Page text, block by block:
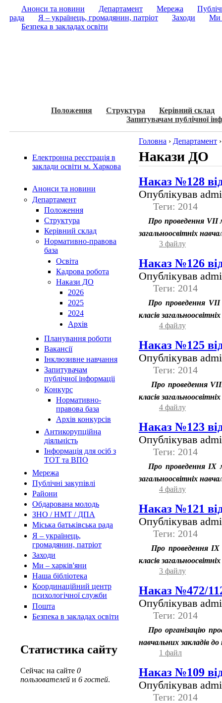
Анонси та новини Департамент Мережа
рада
Я – українець, громадянин, патріот Заходи
Ми
Безпека в закладах освіти
Положення Структура
Керівний склад
Запитувачам публічної
Електронна реєстрація в
заклади освіти м. Харкова
Анонси та новини
Департамент
Положення
Структура
Керівний склад
Нормативно-правова
база
Освiта
Кадрова робота
Накази ДО
2026
2025
2024
Архів
Планування роботи
Вакансії
Інклюзивне навчання
Запитувачам
публічної інформаціі
Конкурс
Нормативно-
правова база
Архів конкурсів
Антикорупційна
діяльність
Інформація для осіб з
ТОТ та ВПО
Мережа
Публічні закупівлі
Райони
Обдарована молодь
ЗНО / НМТ / ДПА
Міська батьківська рада
Я – українець,
громадянин, патріот
Заходи
Ми – харків'яни
Наша бібліотека
Координаційний центр
психологічної служби
Пошта
Безпека в закладах освіти
Статистика сайту
Сейчас на сайте 0
пользователей и 6 гостей.
Головна › Департамент
Накази ДО
Наказ №128
Опублікував
Теги: 2014
Про проведення VІІ
загальноосвітніх
3 файлу
Наказ №126
Опублікував
Теги: 2014
Про проведення
класів
4 файлу
Наказ №125
Опублікував
Теги: 2014
Про проведення
класів
4 файлу
Наказ №123
Опублікував
Теги: 2014
Про проведення ІХ
загальноосвітніх
4 файлу
Наказ №121
Опублікував
Теги: 2014
Про проведення ІХ
класів
3 файлу
Наказ №472/
Опублікував
Теги: 2014
Про організацію
навчальних закладів
1 файл
Наказ №109
Опублікував
Теги: 2014